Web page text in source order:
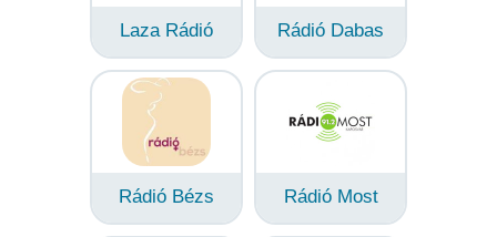
Laza Rádió Rádió Dabas
Rádió Bézs Rádió Most